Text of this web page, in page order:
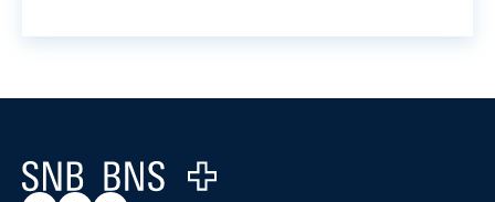
Logo